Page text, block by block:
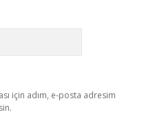
için adım, e-posta adresim